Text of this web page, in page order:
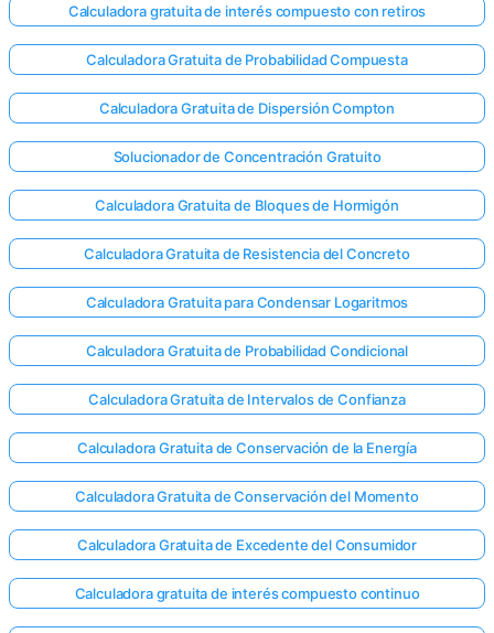
Calculadora gratuita de interés compuesto con retiros
Calculadora Gratuita de Probabilidad Compuesta
Calculadora Gratuita de Dispersión Compton
Solucionador de Concentración Gratuito
Calculadora Gratuita de Bloques de Hormigón
Calculadora Gratuita de Resistencia del Concreto
Calculadora Gratuita para Condensar Logaritmos
Calculadora Gratuita de Probabilidad Condicional
Calculadora Gratuita de Intervalos de Confianza
Calculadora Gratuita de Conservación de la Energía
Calculadora Gratuita de Conservación del Momento
Calculadora Gratuita de Excedente del Consumidor
Calculadora gratuita de interés compuesto continuo